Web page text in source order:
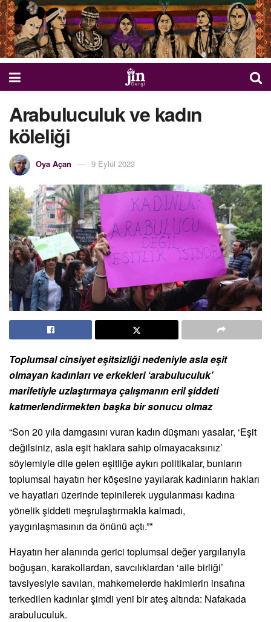
Arabuluculuk ve kadın
köleliği
Oya Açan 9 Eylül 2023
Toplumsal cinsiyet eşitsizliği nedeniyle asla eşit
olmayan kadınları ve erkekleri ‘arabuluculuk’
marifetiyle uzlaştırmaya çalışmanın eril şiddeti
katmerlendirmekten başka bir sonucu olmaz
“Son 20 yıla damgasını vuran kadın düşmanı yasalar, ‘Eşit
değilsiniz, asla eşit haklara sahip olmayacaksınız’
söylemiyle dile gelen eşitliğe aykırı politikalar, bunların
toplumsal hayatın her köşesine yayılarak kadınların hakları
ve hayatları üzerinde tepinilerek uygulanması kadına
yönelik şiddeti meşrulaştırmakla kalmadı,
yaygınlaşmasının da önünü açtı.”*
Hayatın her alanında gerici toplumsal değer yargılarıyla
boğuşan, karakollardan, savcılıklardan ‘aile birliği’
tavsiyesiyle savılan, mahkemelerde hakimlerin insafına
terkedilen kadınlar şimdi yeni bir ateş altında: Nafakada
arabuluculuk.